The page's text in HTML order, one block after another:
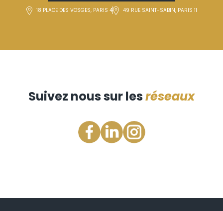
18 PLACE DES VOSGES, PARIS 4 49 RUE SAINT-SABIN, PARIS 11
Suivez nous sur lesréseaux